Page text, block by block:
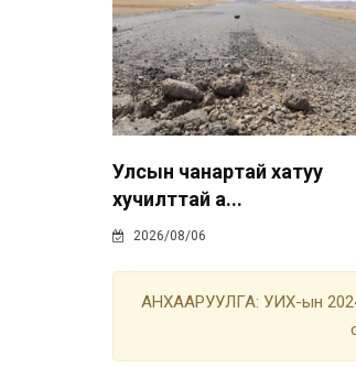
Улсын чанартай хатуу
хучилттай а...
2026/08/06
АНХААРУУЛГА: УИХ-ын 2024